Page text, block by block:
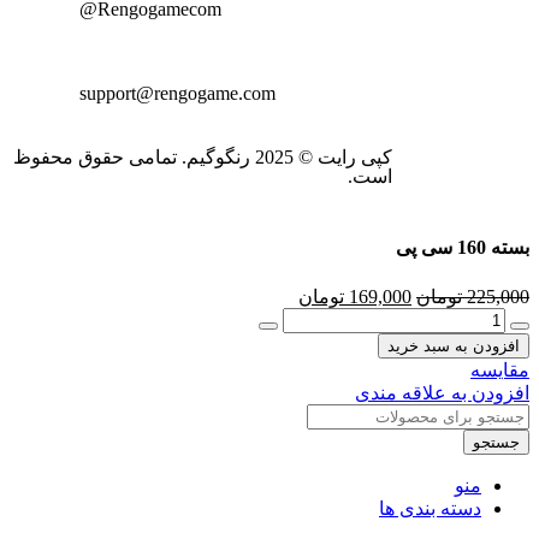
Rengogamecom@
support@rengogame.com
کپی رایت © 2025 رنگوگیم. تمامی حقوق محفوظ
است.
بسته 160 سی پی
225,000 تومان 169,000 تومان
افزودن به سبد خرید
مقایسه
افزودن به علاقه مندی
جستجو
منو
دسته بندی ها